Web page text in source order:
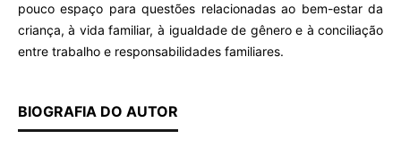
pouco espaço para questões relacionadas ao bem-estar da
criança, à vida familiar, à igualdade de gênero e à conciliação
entre trabalho e responsabilidades familiares.
BIOGRAFIA DO AUTOR